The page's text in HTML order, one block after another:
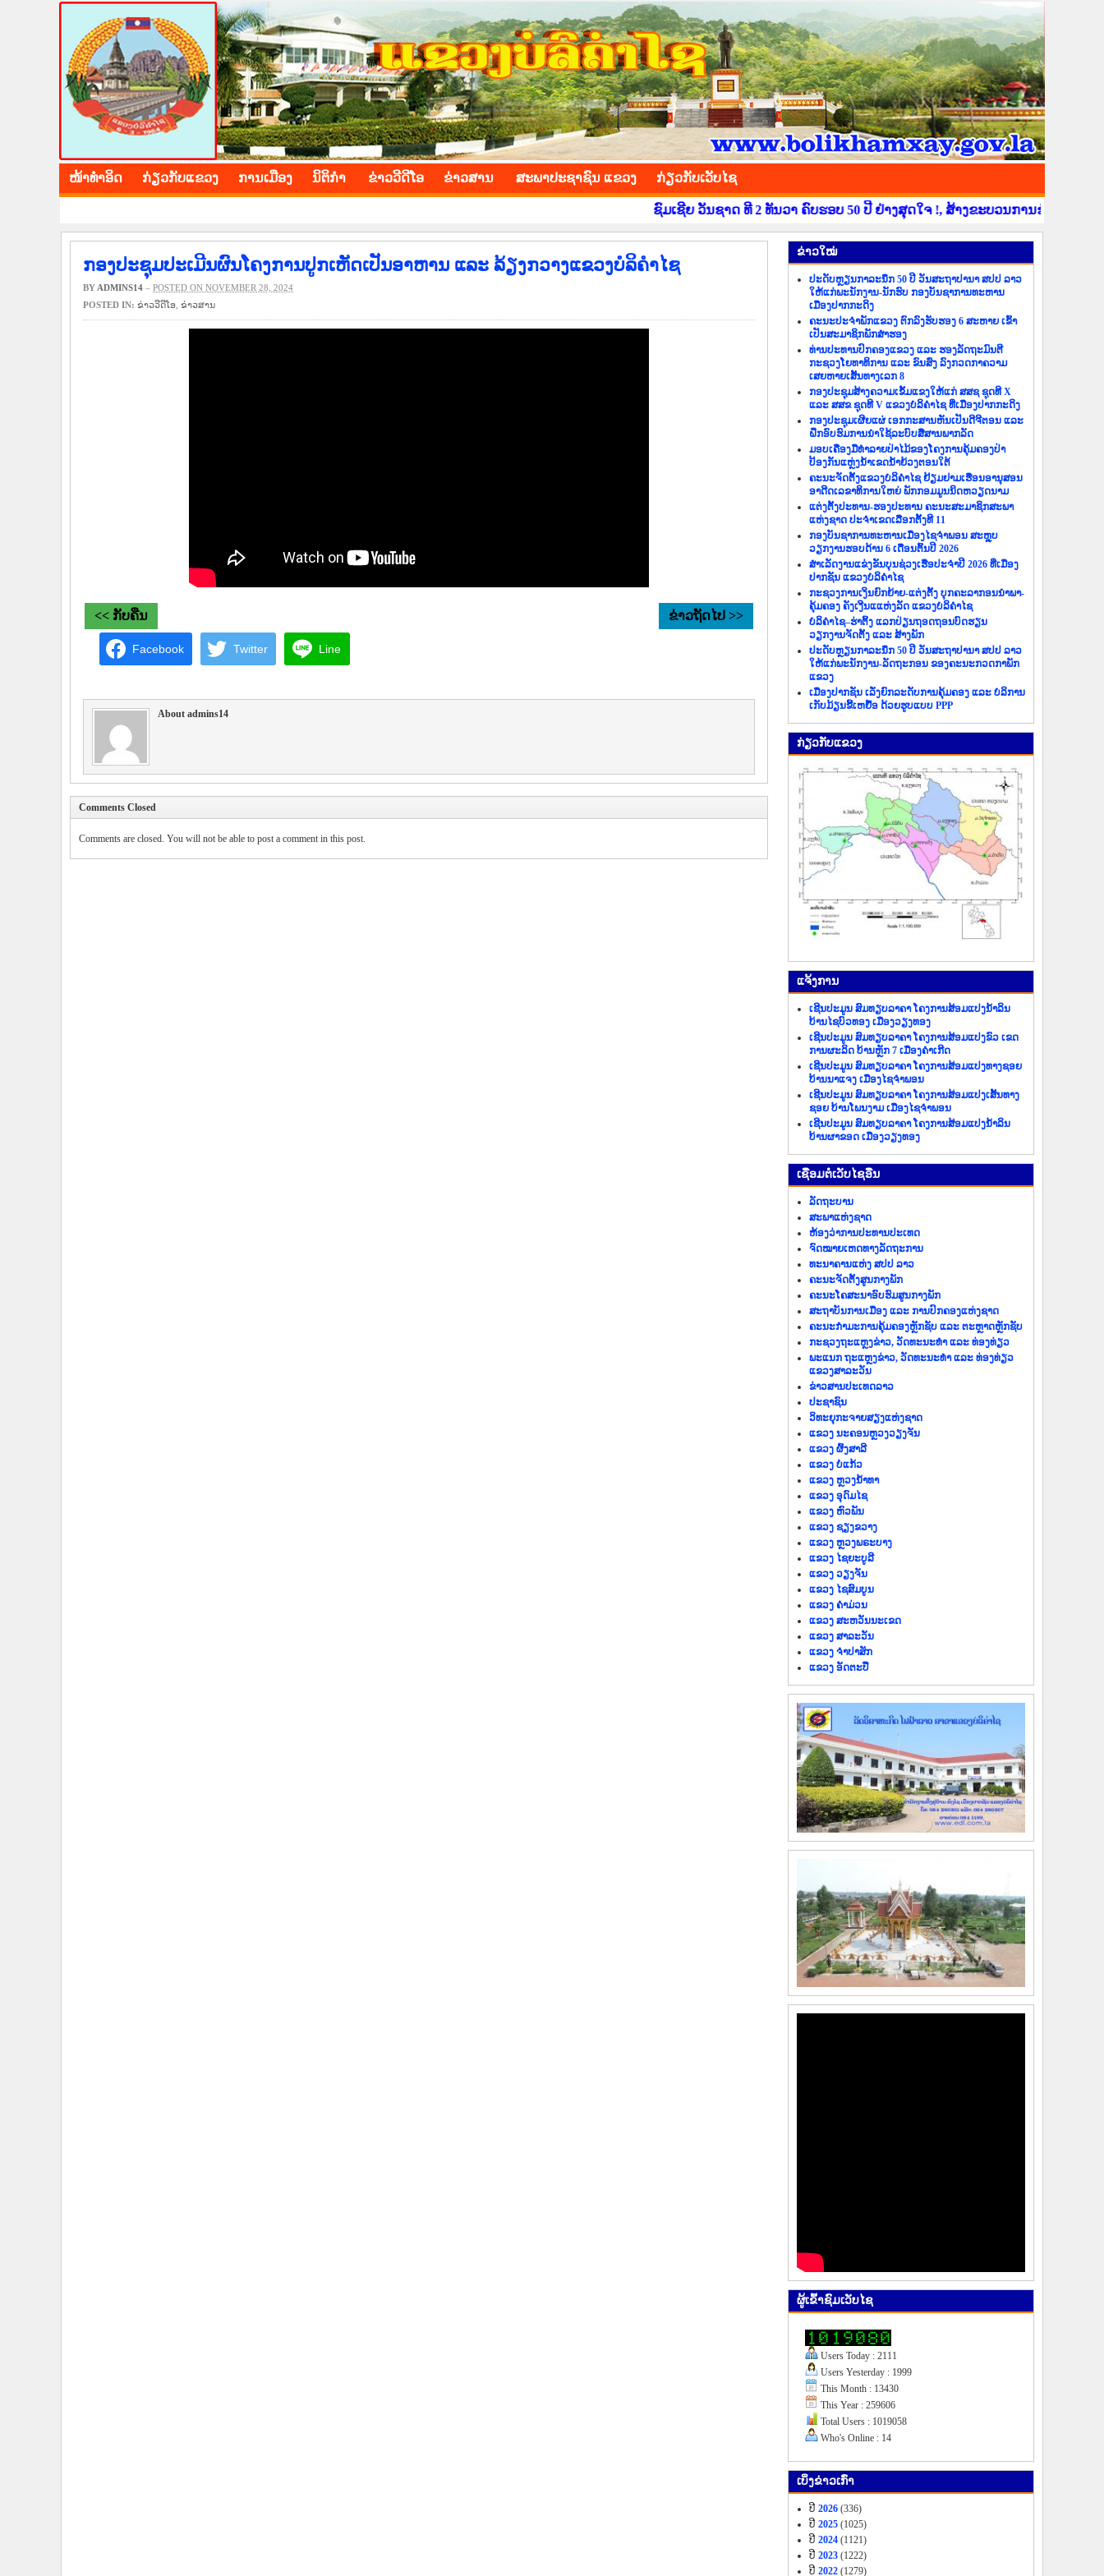
BOLIKHAMXAY PROVINCE
ໜ້າ​ທຳ​ອິດ ​ກ່ຽວ​ກັບ​ແຂວງ ​ການ​ເມືອງ ນິ​ຕິ​ກຳ ຂ່າວ​ວີ​ດີ​ໂອ ​ຂ່າວ​ສານ ສະພາປະຊາຊົນ ແຂວງ ​ກ່ຽວ​ກັບ​ເວັບ​ໄຊ
ຊົມເຊີຍ ວັນຊາດ ທີ 2 ທັນວາ ຄົບຮອບ 50 ປີ ຢ່າງສຸດໃຈ !, ສ້າງຂະບວນການຂໍ່ານັບຮັບຕ້ອນ ວັນ
ກອງປະຊຸມປະເມີນຜົນໂຄງການປູກເຫັດເປັນອາຫານ ແລະ ລ້ຽງກວາງແຂວງບໍລິຄຳໄຊ
BY ADMINS14 – POSTED ON NOVEMBER 28, 2024
POSTED IN: ຂ່າວ​ວີ​ດີ​ໂອ ​ຂ່າວ​ສານ
<< ກັບຄືນ ຂ່າວຖັດໄປ >>
Facebook Twitter Line
About admins14
Comments Closed
Comments are closed. You will not be able to post a comment in this post.
​ຂ່າວ​ໃໝ່
ປະດັບຫຼຽນກາລະນຶກ 50 ປີ ວັນສະຖາປານາ ສປປ ລາວ
ໃຫ້ແກ່ພະນັກງານ-ນັກຮົບ ກອງບັນຊາການທະຫານ
ເມືອງປາກກະດິງ
ຄະນະປະຈຳພັກແຂວງ ຕົກລົງຮັບຮອງ 6 ສະຫາຍ ເຂົ້າ
ເປັນສະມາຊິກພັກສຳຮອງ
ທ່ານປະທານປົກຄອງແຂວງ ແລະ ຮອງລັດຖະມົນຕີ
ກະຊວງໂຍທາທິການ ແລະ ຂົນສົ່ງ ລົງກວດກາຄວາມ
ເສຍຫາຍເສັ້ນທາງເລກ 8
ກອງປະຊຸມສ້າງຄວາມເຂັ້ມແຂງໃຫ້ແກ່ ສສຊ ຊຸດທີ X
ແລະ ສສຂ ຊຸດທີ V ແຂວງບໍລິຄຳໄຊ ທີ່ເມືອງປາກກະດິງ
ກອງປະຊຸມເຜີຍແຜ່ ເອກກະສານຫັນເປັນດີຈີຕອນ ແລະ
ຝຶກອົບຮົມການນຳໃຊ້ລະບົບສື່ສານພາກລັດ
ມອບເຄື່ອງມືທຳລາຍປ່າໄມ້ຂອງໂຄງການຄຸ້ມຄອງປ່າ
ປ້ອງກັນແຫຼ່ງນ້ຳເຂດນ້ຳຍ້ວງຕອນໃຕ້
ຄະນະຈັດຕັ້ງແຂວງບໍລິຄຳໄຊ ຢ້ຽມຢາມເຮືອນອານຸສອນ
ອາດີດເລຂາທິການໃຫຍ່ ພັກກອມມູນນິດຫວຽດນາມ
ແຕ່ງຕັ້ງປະທານ-ຮອງປະທານ ຄະນະສະມາຊິກສະພາ
ແຫ່ງຊາດ ປະຈຳເຂດເລືອກຕັ້ງທີ 11
ກອງບັນຊາການທະຫານເມືອງໄຊຈຳພອນ ສະຫຼຸບ
ວຽກງານຮອບດ້ານ 6 ເດືອນຕົ້ນປີ 2026
ສຳເລັດງານແຂ່ງຂັນບຸນຊ່ວງເຮືອປະຈຳປີ 2026 ທີ່ເມືອງ
ປາກຊັນ ແຂວງບໍລິຄຳໄຊ
ກະຊວງການເງິນຍົກຍ້າຍ-ແຕ່ງຕັ້ງ ບຸກຄະລາກອນນຳພາ-
ຄຸ້ມຄອງ ຄັງເງີນແແຫ່ງລັດ ແຂວງບໍລິຄຳໄຊ
ບໍລິຄຳໄຊ–ຮ່າຕິ້ງ ແລກປ່ຽນຖອດຖອນບົດຮຽນ
ວຽກງານຈັດຕັ້ງ ແລະ ສ້າງພັກ
ປະດັບຫຼຽນກາລະນຶກ 50 ປີ ວັນສະຖາປານາ ສປປ ລາວ
ໃຫ້ແກ່ພະນັກງານ-ລັດຖະກອນ ຂອງຄະນະກວດກາພັກ
ແຂວງ
ເມືອງປາກຊັນ ເລັ່ງຍົກລະດັບການຄຸ້ມຄອງ ແລະ ບໍລິການ
ເກັບມ້ຽນຂີ້ເຫຍື້ອ ດ້ວຍຮູບແບບ PPP
ກ່ຽວ​ກັບ​ແຂວງ
ແຈ້ງ​ການ
ເຊີນປະມູນ ສົມທຽບລາຄາ ໂຄງການສ້ອມແປງນ້ຳລິນ
ບ້ານໄຊບົວທອງ ເມືອງວຽງທອງ
ເຊີນປະມູນ ສົມທຽບລາຄາ ໂຄງການສ້ອມແປງຂົວ ເຂດ
ການຜະລິດ ບ້ານຫຼັກ 7 ເມືອງຄຳເກີດ
ເຊີນປະມູນ ສົມທຽບລາຄາ ໂຄງການສ້ອມແປງທາງຊອຍ
ບ້ານນາແຈງ ເມືອງໄຊຈຳພອນ
ເຊີນປະມູນ ສົມທຽບລາຄາ ໂຄງການສ້ອມແປງເສັ້ນທາງ
ຊອຍ ບ້ານໂພນງາມ ເມືອງໄຊຈຳພອນ
ເຊີນປະມູນ ສົມທຽບລາຄາ ໂຄງການສ້ອມແປງນ້ຳລິນ
ບ້ານຜາຂອດ ເມືອງວຽງທອງ
​ເຊື່ອມ​ຕໍ່​ເວັບ​ໄຊ​ອື່ນ
ລັດ​ຖະ​ບານ
ສະພາແຫ່ງຊາດ
ຫ້ອງວ່າການປະທານປະເທດ
ຈົດໝາຍເຫດທາງລັດຖະການ
ທະນາຄານແຫ່ງ ສປປ ລາວ
ຄະນະຈັດຕັ້ງສູນກາງພັກ
ຄະນະໂຄສະນາອົບຮົມສູນກາງພັກ
ສະຖາບັນການເມືອງ ແລະ ການປົກຄອງແຫ່ງຊາດ
ຄະນະ​ກຳມະການ​ຄຸ້ມ​ຄອງ​ຫຼັກ​ຊັບ ແລະ ຕະຫຼາດຫຼັກຊັບ
ກະຊວງຖະແຫຼງຂ່າວ, ວັດທະນະທຳ ແລະ ທ່ອງທ່ຽວ
ພະແນກ ຖະແຫຼງຂ່າວ, ວັດທະນະທຳ ແລະ ທ່ອງທ່ຽວ
ແຂວງສາລະວັນ
ຂ່າວ​ສານ​ປະ​ເທດ​ລາວ
ປະ​ຊາ​ຊົນ
ວິທະຍຸກະຈາຍສຽງແຫ່ງຊາດ
ແຂວງ ນະ​ຄອນຫຼວງວຽງ​ຈັນ
ແຂວງ ຜົ້ງ​ສາ​ລີ
ແຂວງ ບໍ່​ແກ້ວ
ແຂວງ ຫຼວງນໍ້າທາ
ແຂວງ ອຸດົມໄຊ
ແຂວງ ຫົວພັນ
ແຂວງ ຊຽງຂວາງ
ແຂວງ ຫຼວງພຣະບາງ
ແຂວງ ໄຊຍະບູລີ
ແຂວງ ວຽງຈັນ
ແຂວງ ໄຊສົມບູນ
ແຂວງ ຄຳມ່ວນ
ແຂວງ ສະຫວັນນະເຂດ
ແຂວງ ສາລະວັນ
ແຂວງ ຈຳປາສັກ
ແຂວງ ອັດຕະປື
ຜູ້​ເຂົ້າ​ຊົມ​ເວັບ​ໄຊ
Users Today : 2111
Users Yesterday : 1999
This Month : 13430
This Year : 259606
Total Users : 1019058
Who's Online : 14
ເບິ່ງ​ຂ່າວ​ເກົ່າ
ປີ 2026 (336)
ປີ 2025 (1025)
ປີ 2024 (1121)
ປີ 2023 (1222)
ປີ 2022 (1279)